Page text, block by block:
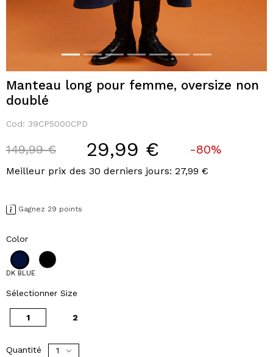
Manteau long pour femme, oversize non
doublé
Cod: 39CP5000CPD
Price reduced from
149,99 €to 29,99 € -80%
Meilleur prix des 30 derniers jours: 27,99 €
Gagnez 29 points
Color
DK BLUE
Sélectionner Size
1 2
Quantité